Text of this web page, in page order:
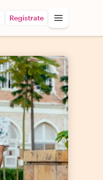
Regístrate